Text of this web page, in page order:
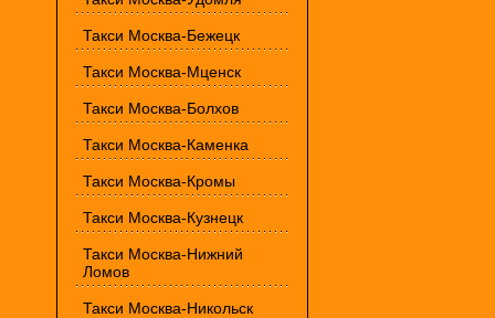
Такси Москва-Бежецк
Такси Москва-Мценск
Такси Москва-Болхов
Такси Москва-Каменка
Такси Москва-Кромы
Такси Москва-Кузнецк
Такси Москва-Нижний
Ломов
Такси Москва-Никольск